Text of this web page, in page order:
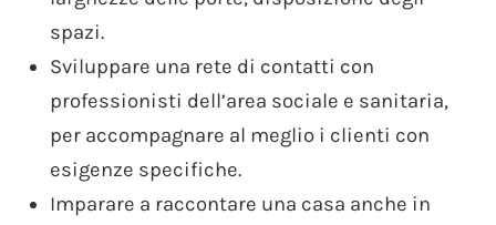
spazi.
Sviluppare una rete di contatti con
professionisti dell’area sociale e sanitaria,
per accompagnare al meglio i clienti con
esigenze specifiche.
Imparare a raccontare una casa anche in